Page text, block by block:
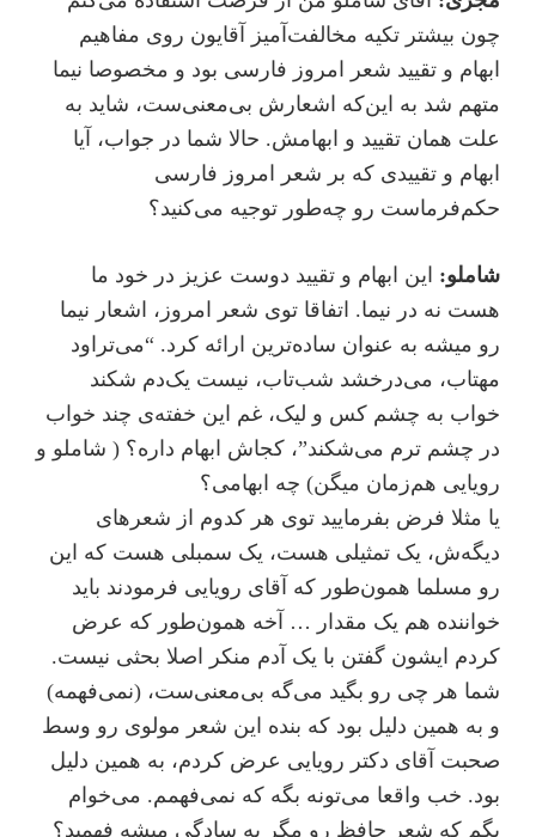
چون بیشتر تکیه مخالفت‌آمیز آقایون روی مفاهیم
ابهام و تقیید شعر امروز فارسی بود و مخصوصا نیما
متهم شد به این‌که اشعارش بی‌معنی‌ست، شاید به
علت همان تقیید‌ و ابهامش. حالا شما در جواب، آیا
ابهام و تقییدی که بر شعر امروز فارسی
حکم‌فرماست رو چه‌طور توجیه می‌کنید؟
شاملو: این ابهام و تقیید دوست عزیز در خود ما
هست نه در نیما. اتفاقا توی شعر امروز، اشعار نیما
رو میشه به عنوان ساده‌ترین ارائه کرد. “می‌تراود
مهتاب، می‌درخشد شب‌تاب، نیست یک‌دم شکند
خواب به چشم کس و لیک، غم این خفته‌ی چند خواب
در چشم ترم می‌شکند”، کجاش ابهام داره؟ ( شاملو و
رویایی هم‌زمان میگن) چه ابهامی؟
یا مثلا فرض بفرمایید توی هر کدوم از شعرهای
دیگه‌ش، یک تمثیلی هست، یک سمبلی هست که این
رو مسلما همون‌طور که آقای رویایی فرمودند باید
خواننده هم یک مقدار … آخه همون‌طور که عرض
کردم ایشون گفتن با یک آدم منکر اصلا بحثی نیست.
شما هر چی رو بگید می‌گه بی‌معنی‌ست، (نمی‌فهمه)
و به همین دلیل بود که بنده این شعر مولوی رو وسط
صحبت آقای دکتر رویایی عرض کردم، به همین دلیل
بود. خب واقعا می‌تونه بگه که نمی‌فهمم. می‌خوام
بگم که شعر حافظ رو مگر به سادگی میشه فهمید؟